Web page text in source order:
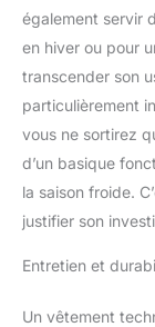
également servir
en hiver ou pour
transcender son
particulièrement
vous ne sortirez
d’un basique
la saison froide.
justifier son
Entretien et
Un vêtement